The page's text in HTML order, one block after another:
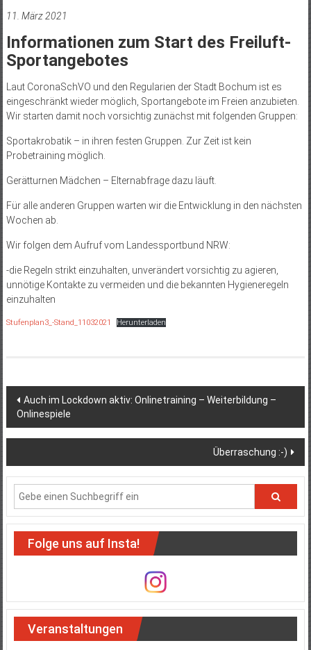
11. März 2021
Informationen zum Start des Freiluft-
Sportangebotes
Laut CoronaSchVO und den Regularien der Stadt Bochum ist es
eingeschränkt wieder möglich, Sportangebote im Freien anzubieten.
Wir starten damit noch vorsichtig zunächst mit folgenden Gruppen:
Sportakrobatik – in ihren festen Gruppen. Zur Zeit ist kein
Probetraining möglich.
Gerätturnen Mädchen – Elternabfrage dazu läuft.
Für alle anderen Gruppen warten wir die Entwicklung in den nächsten
Wochen ab.
Wir folgen dem Aufruf vom Landessportbund NRW:
-die Regeln strikt einzuhalten, unverändert vorsichtig zu agieren,
unnötige Kontakte zu vermeiden und die bekannten Hygieneregeln
einzuhalten
Stufenplan3_-Stand_11032021 Herunterladen
Beitragsnavigation
Auch im Lockdown aktiv: Onlinetraining – Weiterbildung –
Onlinespiele
Überraschung :-)
Folge uns auf Insta!
Veranstaltungen